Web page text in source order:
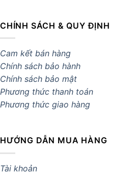
CHÍNH SÁCH & QUY ĐỊNH
Cam kết bán hàng
Chính sách bảo hành
Chính sách bảo mật
Phương thức thanh toán
Phương thức giao hàng
HƯỚNG DẪN MUA HÀNG
Tài khoản